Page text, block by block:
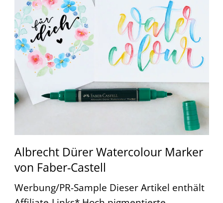
Albrecht Dürer Watercolour Marker
von Faber-Castell
Werbung/PR-Sample Dieser Artikel enthält